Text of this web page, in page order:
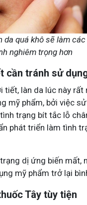
da quá khô sẽ làm
nghiêm trọng hơn
cần tránh sử
tiết, làn da lúc này rất
mỹ phẩm, bởi việc
trạng bít tắc lỗ
phát triển làm tình
dị ứng biến mất,
mỹ phẩm trở lại
Tây tùy tiện